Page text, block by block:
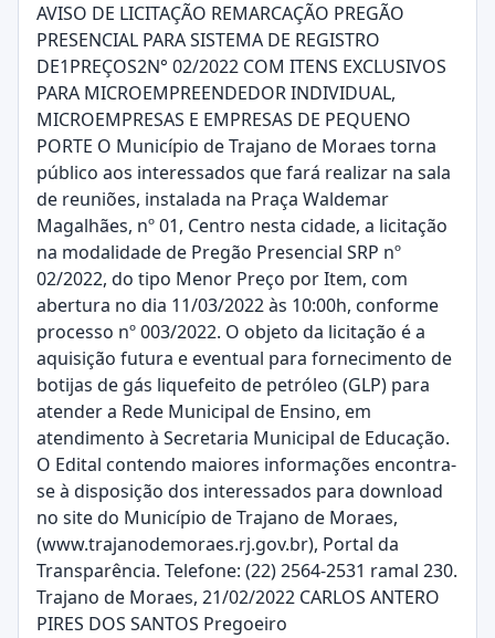
AVISO DE LICITAÇÃO REMARCAÇÃO PREGÃO
PRESENCIAL PARA SISTEMA DE REGISTRO
DE1PREÇOS2N° 02/2022 COM ITENS EXCLUSIVOS
PARA MICROEMPREENDEDOR INDIVIDUAL,
MICROEMPRESAS E EMPRESAS DE PEQUENO
PORTE O Município de Trajano de Moraes torna
público aos interessados que fará realizar na sala
de reuniões, instalada na Praça Waldemar
Magalhães, nº 01, Centro nesta cidade, a licitação
na modalidade de Pregão Presencial SRP nº
02/2022, do tipo Menor Preço por Item, com
abertura no dia 11/03/2022 às 10:00h, conforme
processo nº 003/2022. O objeto da licitação é a
aquisição futura e eventual para fornecimento de
botijas de gás liquefeito de petróleo (GLP) para
atender a Rede Municipal de Ensino, em
atendimento à Secretaria Municipal de Educação.
O Edital contendo maiores informações encontra-
se à disposição dos interessados para download
no site do Município de Trajano de Moraes,
(www.trajanodemoraes.rj.gov.br), Portal da
Transparência. Telefone: (22) 2564-2531 ramal 230.
Trajano de Moraes, 21/02/2022 CARLOS ANTERO
PIRES DOS SANTOS Pregoeiro